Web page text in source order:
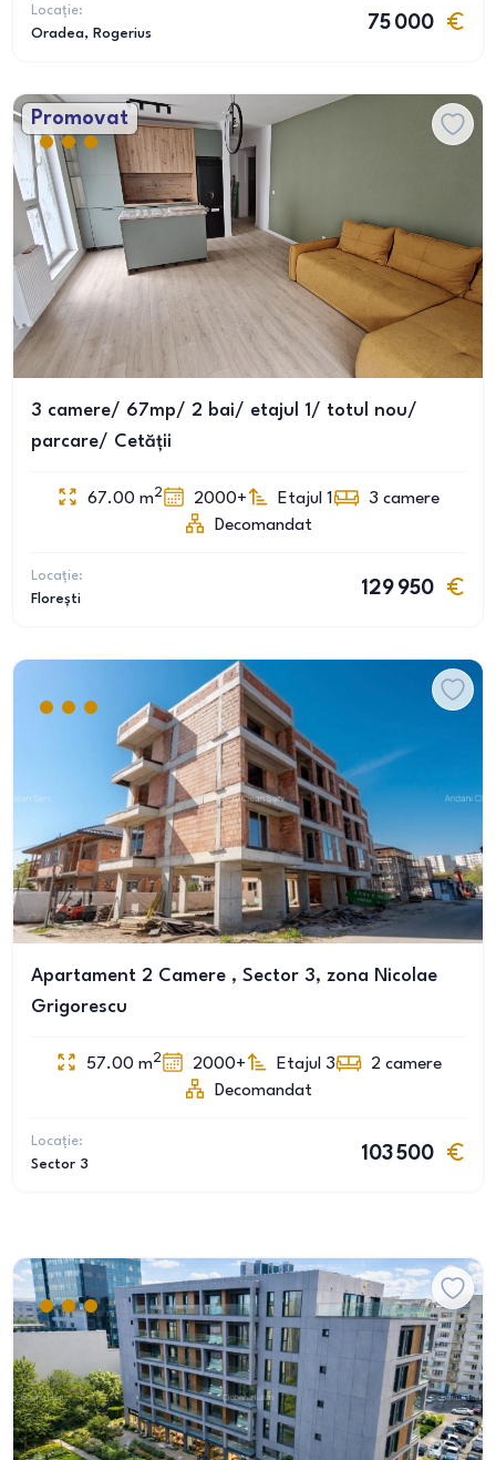
Locație:
Oradea, Rogerius
75 000
Promovat
3 camere/ 67mp/ 2 bai/ etajul 1/ totul nou/
parcare/ Cetății
67.00 m2 2000+ Etajul 1 3 camere
Decomandat
Locație:
Florești
129 950
Apartament 2 Camere , Sector 3, zona Nicolae
Grigorescu
57.00 m2 2000+ Etajul 3 2 camere
Decomandat
Locație:
Sector 3
103 500